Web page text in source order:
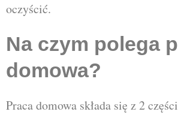
oczyścić.
Na czym polega
domowa?
Praca domowa składa się z 2